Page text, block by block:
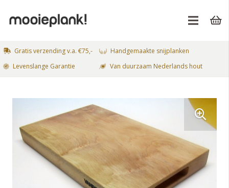
Gratis verzending v.a. €75,-
Levenslange Garantie
Handgemaakte snijplanken
Van duurzaam Nederlands hout